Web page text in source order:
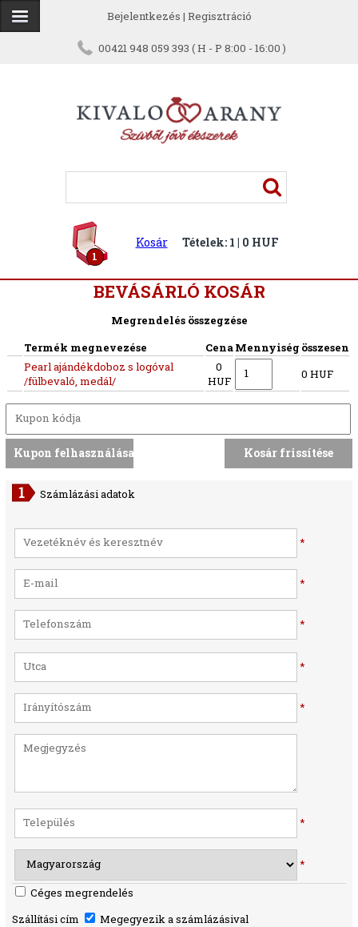
Bejelentkezés | Regisztráció
00421 948 059 393 ( H - P 8:00 - 16:00 )
1
Kosár Tételek: 1 | 0 HUF
BEVÁSÁRLÓ KOSÁR
Megrendelés összegzése
Termék megnevezése
CenaMennyiség összesen
Pearl ajándékdoboz s logóval
/fülbevaló, medál/
0
HUF
0 HUF
Számlázási adatok
*
*
*
*
*
*
*
Céges megrendelés
Szállítási cím
Megegyezik a számlázásival